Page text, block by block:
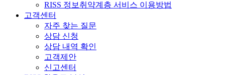
RISS 정보취약계층 서비스 이용방법
고객센터
자주 찾는 질문
상담 신청
상담 내역 확인
고객제안
신고센터